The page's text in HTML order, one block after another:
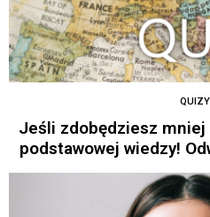
QUIZY
Jeśli zdobędziesz mniej
podstawowej wiedzy!